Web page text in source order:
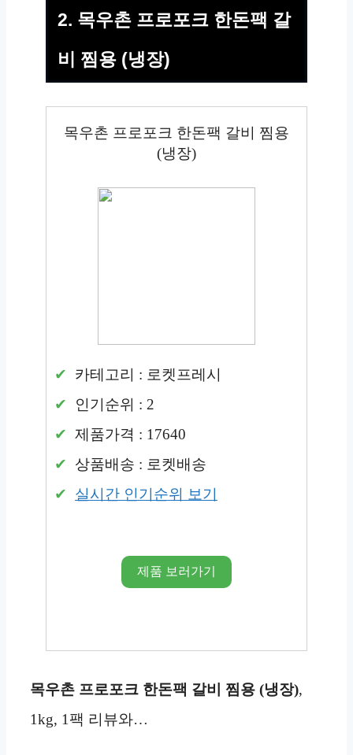
2. 목우촌 프로포크 한돈팩 갈
비 찜용 (냉장)
목우촌 프로포크 한돈팩 갈비 찜용
(냉장)
카테고리 : 로켓프레시
인기순위 : 2
제품가격 : 17640
상품배송 : 로켓배송
실시간 인기순위 보기
제품 보러가기
목우촌 프로포크 한돈팩 갈비 찜용 (냉장),
1kg, 1팩 리뷰와…